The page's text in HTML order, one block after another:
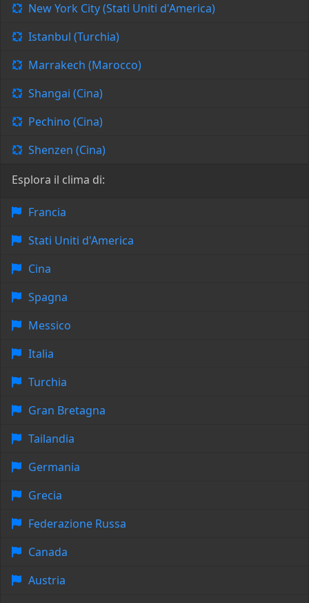
New York City (Stati Uniti d'America)
Istanbul (Turchia)
Marrakech (Marocco)
Shangai (Cina)
Pechino (Cina)
Shenzen (Cina)
Esplora il clima di:
Francia
Stati Uniti d'America
Cina
Spagna
Messico
Italia
Turchia
Gran Bretagna
Tailandia
Germania
Grecia
Federazione Russa
Canada
Austria